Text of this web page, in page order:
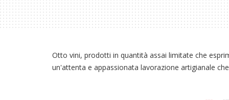
Otto vini, prodotti in quantità assai limitate che
un'attenta e appassionata lavorazione artigianale